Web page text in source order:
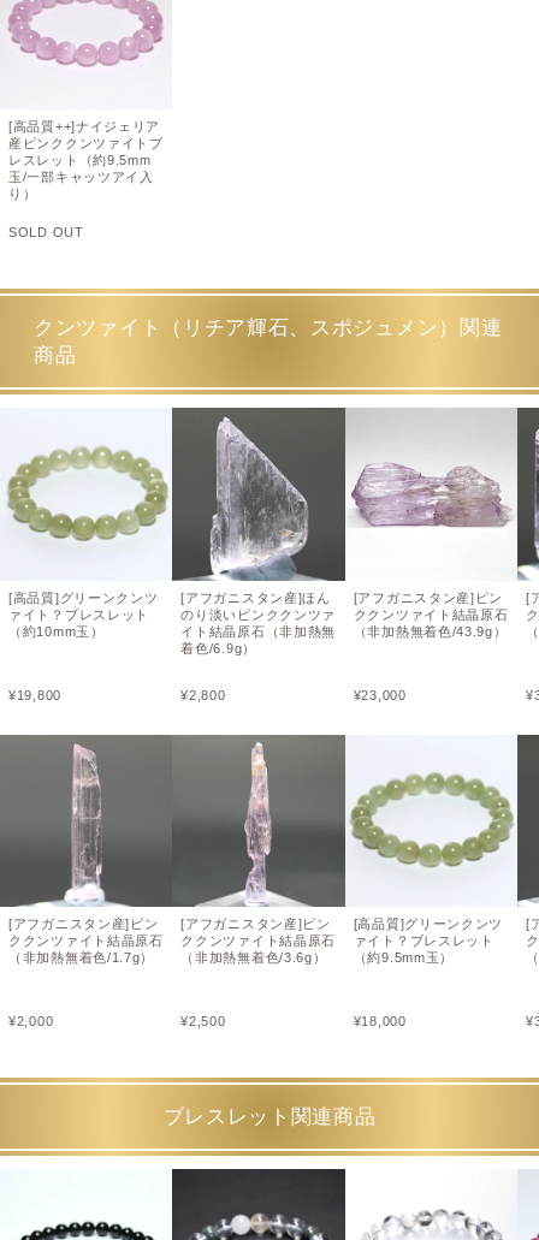
[高品質++]ナイジェリア
産ピンククンツァイトブ
レスレット（約9.5mm
玉/一部キャッツアイ入
り）
SOLD OUT
クンツァイト（リチア輝石、スポジュメン）関連
商品
[高品質]グリーンクンツ
ァイト？ブレスレット
（約10mm玉）
¥19,800
[アフガニスタン産]ピン
ククンツァイト結晶原石
（非加熱無着色/1.7g）
¥2,000
[アフガニスタン産]ほん
のり淡いピンククンツァ
イト結晶原石（非加熱無
着色/6.9g）
¥2,800
[アフガニスタン産]ピン
ククンツァイト結晶原石
（非加熱無着色/3.6g）
¥2,500
[アフガニスタン産]ピン
ククンツァイト結晶原石
（非加熱無着色/43.9g）
¥23,000
[高品質]グリーンクンツ
ァイト？ブレスレット
（約9.5mm玉）
¥18,000
[
¥
[
¥
ブレスレット関連商品